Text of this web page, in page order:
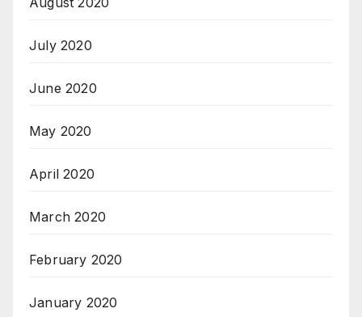
July 2020
June 2020
May 2020
April 2020
March 2020
February 2020
January 2020